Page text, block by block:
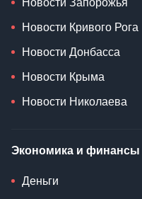
Новости Запорожья
Новости Кривого Рога
Новости Донбасса
Новости Крыма
Новости Николаева
Экономика и финансы
Деньги